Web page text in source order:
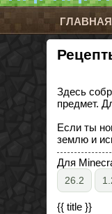
ГЛАВНАЯ
Здесь
предмет.
Если ты
землю и
Для
26.2
{{ title }}